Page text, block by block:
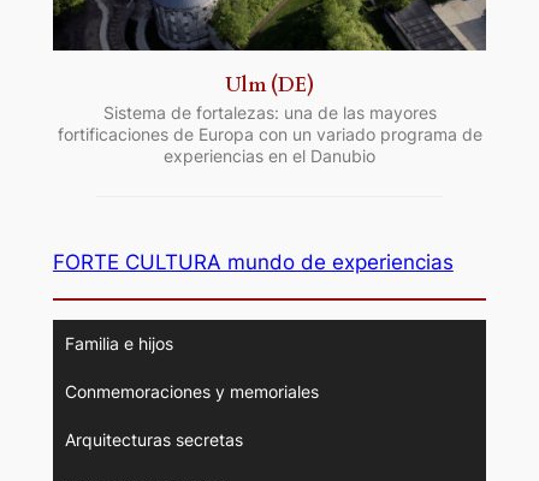
Ulm (DE)
Sistema de fortalezas: una de las mayores
fortificaciones de Europa con un variado programa de
experiencias en el Danubio
FORTE CULTURA mundo de experiencias
Familia e hijos
Conmemoraciones y memoriales
Arquitecturas secretas